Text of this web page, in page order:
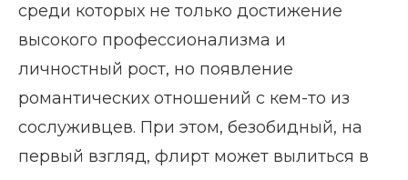
среди которых не только достижение
высокого профессионализма и
личностный рост, но появление
романтических отношений с кем-то из
сослуживцев. При этом, безобидный, на
первый взгляд, флирт может вылиться в